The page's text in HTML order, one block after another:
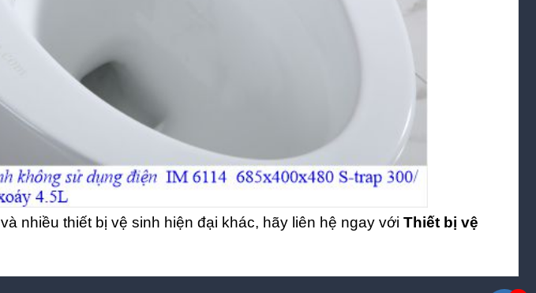
và nhiều thiết bị vệ sinh hiện đại khác, hãy liên hệ ngay với Thiết bị vệ